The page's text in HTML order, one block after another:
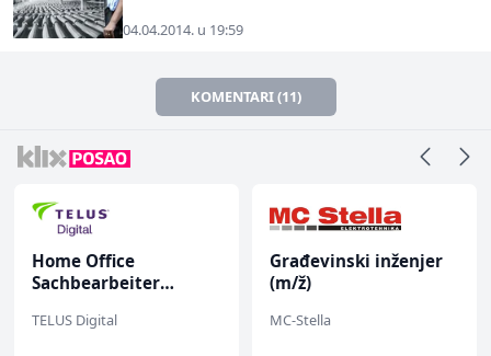
04.04.2014. u 19:59
KOMENTARI (11)
Home Office
Sachbearbeiter
bekannten deutschen
TELUS Digital
Građevinski inženjer
(m/ž)
MC-Stella